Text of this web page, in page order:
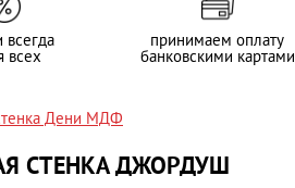
всегда
всех
принимаем оплату
банковскими картами
Дени МДФ
СТЕНКА ДЖОРДУШ